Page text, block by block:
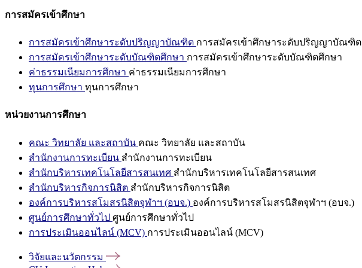
การสมัครเข้าศึกษา
การสมัครเข้าศึกษาระดับปริญญาบัณฑิต การสมัครเข้าศึกษาระดับปริญญาบัณฑิต
การสมัครเข้าศึกษาระดับบัณฑิตศึกษา การสมัครเข้าศึกษาระดับบัณฑิตศึกษา
ค่าธรรมเนียมการศึกษา ค่าธรรมเนียมการศึกษา
ทุนการศึกษา ทุนการศึกษา
หน่วยงานการศึกษา
คณะ วิทยาลัย และสถาบัน คณะ วิทยาลัย และสถาบัน
สำนักงานการทะเบียน สำนักงานการทะเบียน
สำนักบริหารเทคโนโลยีสารสนเทศ สำนักบริหารเทคโนโลยีสารสนเทศ
สำนักบริหารกิจการนิสิต สำนักบริหารกิจการนิสิต
องค์การบริหารสโมสรนิสิตจุฬาฯ (อบจ.) องค์การบริหารสโมสรนิสิตจุฬาฯ (อบจ.)
ศูนย์การศึกษาทั่วไป ศูนย์การศึกษาทั่วไป
การประเมินออนไลน์ (MCV) การประเมินออนไลน์ (MCV)
วิจัยและนวัตกรรม